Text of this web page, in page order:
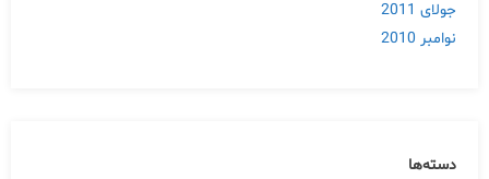
جولای 2011
نوامبر 2010
دسته‌ها